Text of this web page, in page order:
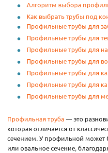
Алгоритм выбора
Как выбрать трубы под
Профильные трубы для
Профильные трубы для
Профильные трубы для
Профильные трубы для
Профильные трубы для
Профильные трубы для
Профильные трубы для
Профильная труба — это
которая отличается от
сечением. У профильной может
или овальное сечение,